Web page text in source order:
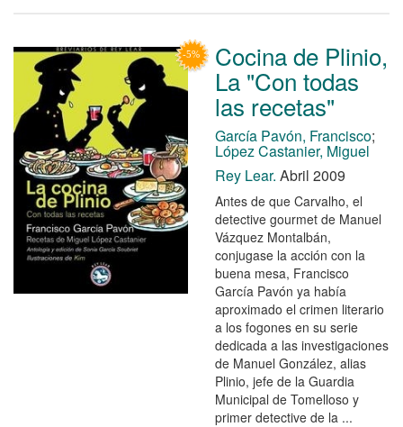
Cocina de Plinio,
La "Con todas
las recetas"
García Pavón, Francisco;
López Castanier, Miguel
Rey Lear. Abril 2009
Antes de que Carvalho, el
detective gourmet de Manuel
Vázquez Montalbán,
conjugase la acción con la
buena mesa, Francisco
García Pavón ya había
aproximado el crimen literario
a los fogones en su serie
dedicada a las investigaciones
de Manuel González, alias
Plinio, jefe de la Guardia
Municipal de Tomelloso y
primer detective de la ...